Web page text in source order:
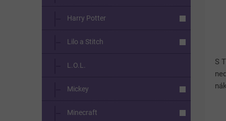
Harry Potter
Lilo a Stitch
L.O.L.
Mickey
Minecraft
S